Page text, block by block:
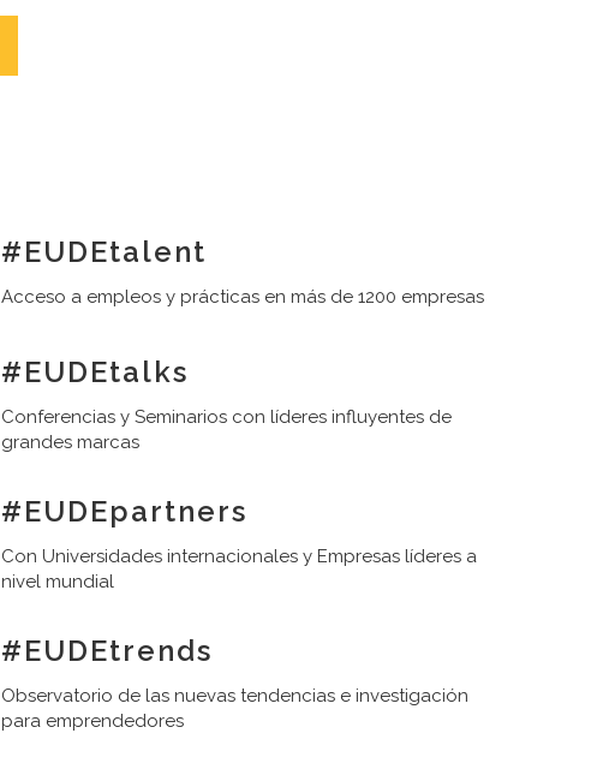
#EUDEtalent
Acceso a empleos y prácticas en más de 1200 empresas
#EUDEtalks
Conferencias y Seminarios con líderes influyentes de
grandes marcas
#EUDEpartners
Con Universidades internacionales y Empresas líderes a
nivel mundial
#EUDEtrends
Observatorio de las nuevas tendencias e investigación
para emprendedores